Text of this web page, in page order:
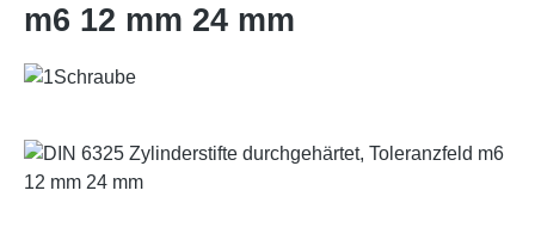
m6 12 mm 24 mm
Bildergalerie überspringen